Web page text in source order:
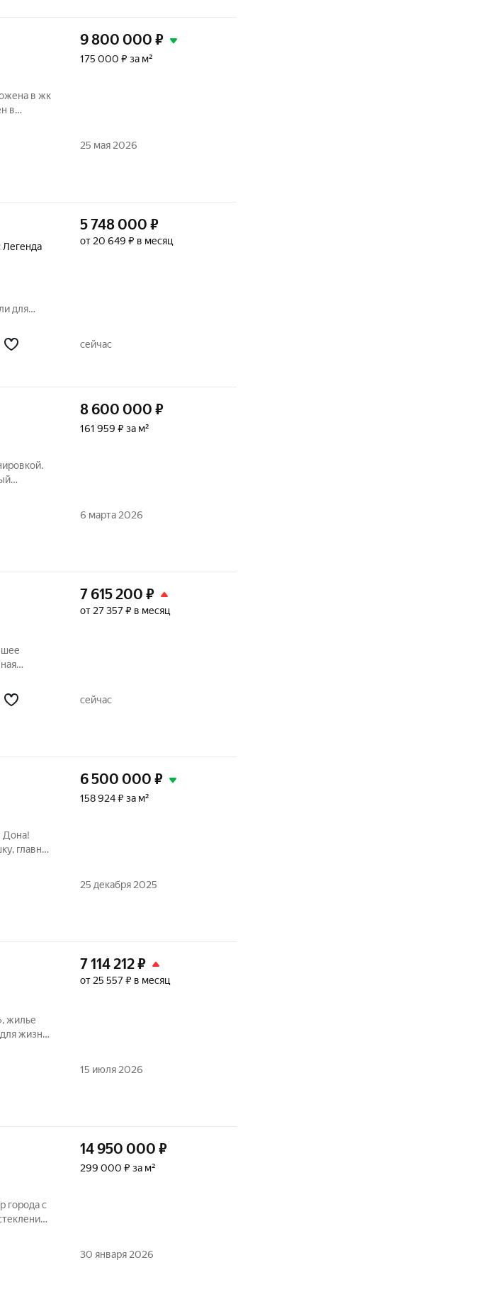
в жк
в
9 800 000 ₽
175 000 ₽ за м²
25 мая 2026
для
5 748 000 ₽
от 20 649 ₽ в месяц
сейчас
8 600 000 ₽
161 959 ₽ за м²
6 марта 2026
7 615 200 ₽
от 27 357 ₽ в месяц
сейчас
Дона!
главная
и
6 500 000 ₽
158 924 ₽ за м²
25 декабря 2025
жилье
жизни,
7 114 212₽
от 25 557 ₽ в месяц
15 июля 2026
города с
14 950 000 ₽
299 000 ₽ за м²
30 января 2026